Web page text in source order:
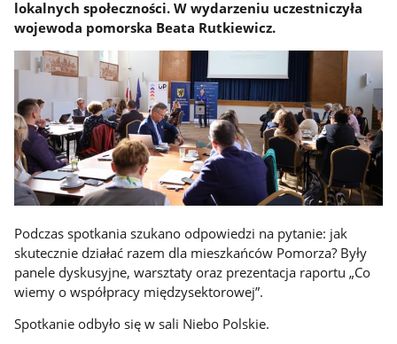
lokalnych społeczności. W wydarzeniu uczestniczyła
wojewoda pomorska Beata Rutkiewicz.
Podczas spotkania szukano odpowiedzi na pytanie: jak
skutecznie działać razem dla mieszkańców Pomorza? Były
panele dyskusyjne, warsztaty oraz prezentacja raportu „Co
wiemy o współpracy międzysektorowej”.
Spotkanie odbyło się w sali Niebo Polskie.